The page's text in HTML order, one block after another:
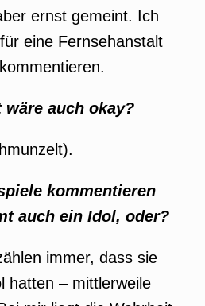
ernst gemeint. Ich
eine Fernsehanstalt
auch okay?
kommentieren
auch ein Idol, oder?
immer, dass sie
hatten – mittlerweile